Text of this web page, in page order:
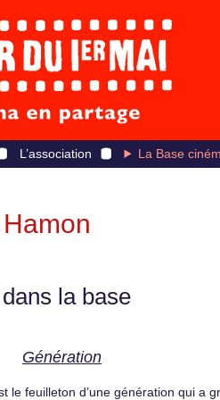
L’association La Base
la base
Génération
le feuilleton d’une génération qui a